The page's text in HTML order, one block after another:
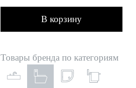
В корзину
Товары бренда по категориям